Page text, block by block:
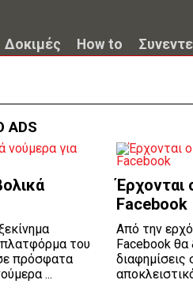
Δοκιμές How to
ADS
του
πρόσφατα
...
Έρχονται
Facebook
Από την
Facebook θα